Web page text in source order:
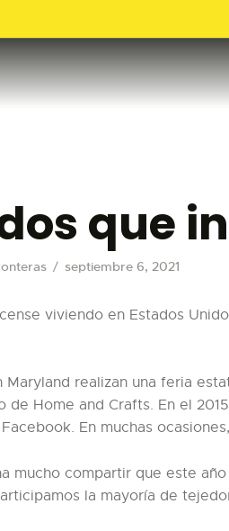
que
septiembre 6, 2021
viviendo en Estados
Maryland realizan una feria
de Home and Crafts. En el
En muchas
mucho compartir que este
la mayoría de